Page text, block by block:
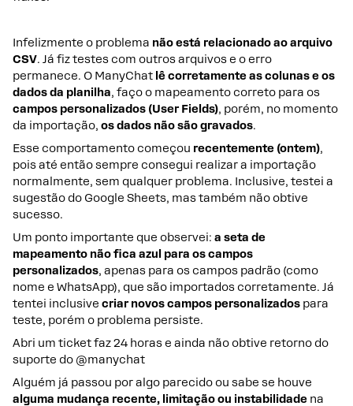
Infelizmente o problema não está relacionado ao arquivo
CSV. Já fiz testes com outros arquivos e o erro
permanece. O ManyChat lê corretamente as colunas e os
dados da planilha, faço o mapeamento correto para os
campos personalizados (User Fields), porém, no momento
da importação, os dados não são gravados.
Esse comportamento começou recentemente (ontem),
pois até então sempre consegui realizar a importação
normalmente, sem qualquer problema. Inclusive, testei a
sugestão do Google Sheets, mas também não obtive
sucesso.
Um ponto importante que observei: a seta de
mapeamento não fica azul para os campos
personalizados, apenas para os campos padrão (como
nome e WhatsApp), que são importados corretamente. Já
tentei inclusive criar novos campos personalizados para
teste, porém o problema persiste.
Abri um ticket faz 24 horas e ainda não obtive retorno do
suporte do @manychat
Alguém já passou por algo parecido ou sabe se houve
alguma mudança recente, limitação ou instabilidade na